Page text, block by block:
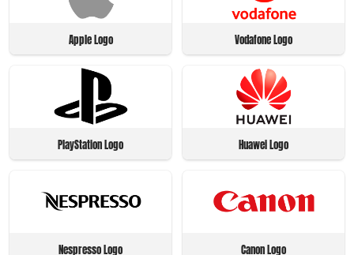
Apple Logo Vodafone Logo
PlayStation Logo Huawei Logo
Nespresso Logo Canon Logo